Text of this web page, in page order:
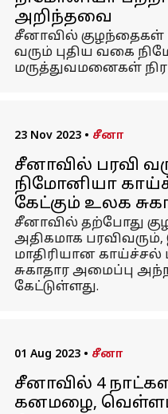
அறிந்தவை
சீனாவில் குழந்தைகள்
வரும் புதிய வகை
மருத்துவமனைகள்
23 Nov 2023 • சீனா
சீனாவில் பரவி
நிமோனியா
கேட்கும் உலக
சீனாவில் தற்போது
அதிகமாக
மாதிரியான காய்ச்சல்
சுகாதார அமைப்பு
கேட்டுள்ளது.
01 Aug 2023 • சீனா
சீனாவில் 4
கனமழை, வெள்ளம்: